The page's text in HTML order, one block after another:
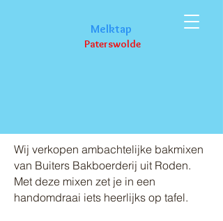
Melktap
Paterswolde
Wij verkopen ambachtelijke bakmixen
van Buiters Bakboerderij uit Roden.
Met deze mixen zet je in een
handomdraai iets heerlijks op tafel.